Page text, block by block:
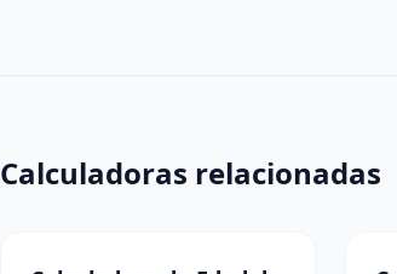
Calculadoras relacionadas